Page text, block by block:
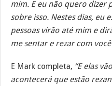
mim. E eu não quero dizer
sobre isso. Nestes dias, eu
pessoas virão até mim e
me sentar e rezar com
E Mark completa, “E elas
acontecerá que estão